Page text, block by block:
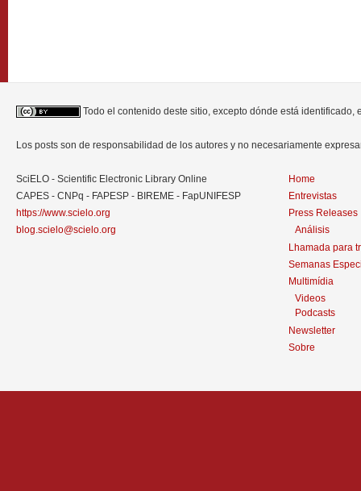
Todo el contenido deste sitio, excepto dónde está identificado,
Los posts son de responsabilidad de los autores y no necesariamente
SciELO - Scientific Electronic Library Online
CAPES - CNPq - FAPESP - BIREME - FapUNIFESP
https://www.scielo.org
blog.scielo@scielo.org
Home
Entrevistas
Press Releases
Análisis
Lhamada para
Semanas
Multimídia
Videos
Podcasts
Newsletter
Sobre